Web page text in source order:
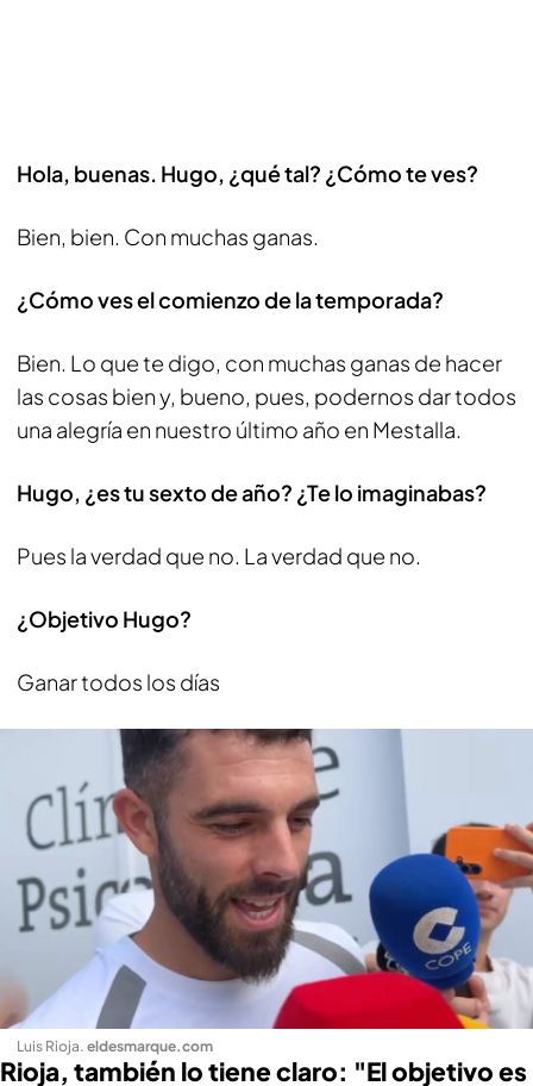
Hola, buenas. Hugo, ¿qué tal? ¿Cómo te ves?
Bien, bien. Con muchas ganas.
¿Cómo ves el comienzo de la temporada?
Bien. Lo que te digo, con muchas ganas de hacer
las cosas bien y, bueno, pues, podernos dar todos
una alegría en nuestro último año en Mestalla.
Hugo, ¿es tu sexto de año? ¿Te lo imaginabas?
Pues la verdad que no. La verdad que no.
¿Objetivo Hugo?
Ganar todos los días
Luis Rioja. eldesmarque.com
Rioja, también lo tiene claro: "El objetivo es